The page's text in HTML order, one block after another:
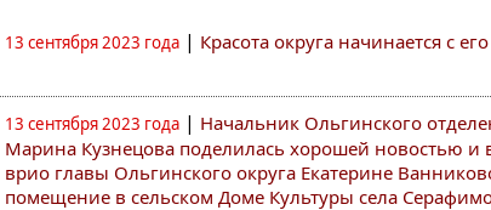
13 сентября 2023 года | Красота округа начинается с
13 сентября 2023 года | Начальник Ольгинского
Марина Кузнецова поделилась хорошей новостью и
врио главы Ольгинского округа Екатерине
помещение в сельском Доме Культуры села